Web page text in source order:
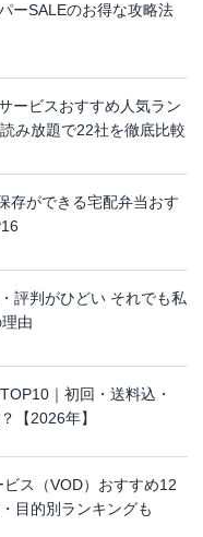
ーSALEのお得な攻略法
ービスおすすめ人気ラン
み放題で22社を徹底比較
存ができる宅配弁当おす
評判がひどい それでも私
由
｜初回・送料込・
【2026年】
ビス（VOD）おすすめ12
目的別ランキングも